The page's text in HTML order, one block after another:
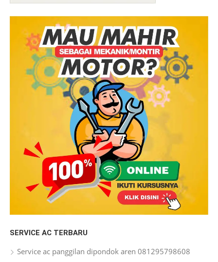
SERVICE AC TERBARU
Service ac panggilan dipondok aren 081295798608